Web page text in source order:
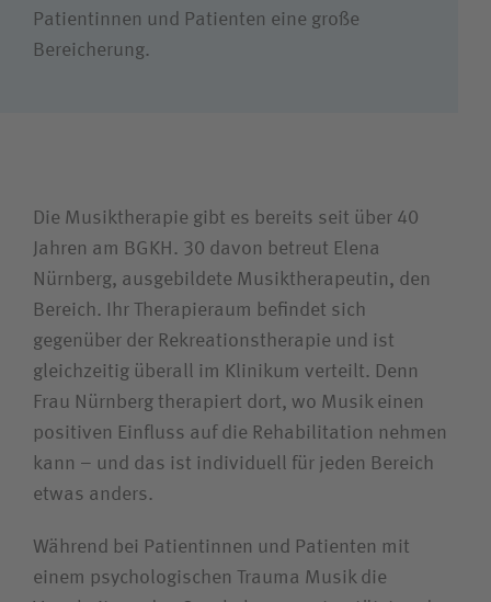
Patientinnen und Patienten eine große
Bereicherung.
Die Musiktherapie gibt es bereits seit über 40
Jahren am BGKH. 30 davon betreut Elena
Nürnberg, ausgebildete Musiktherapeutin, den
Bereich. Ihr Therapieraum befindet sich
gegenüber der Rekreationstherapie und ist
gleichzeitig überall im Klinikum verteilt. Denn
Frau Nürnberg therapiert dort, wo Musik einen
positiven Einfluss auf die Rehabilitation nehmen
kann – und das ist individuell für jeden Bereich
etwas anders.
Während bei Patientinnen und Patienten mit
einem psychologischen Trauma Musik die